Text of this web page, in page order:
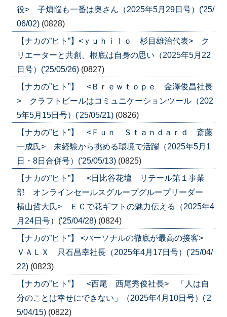
役> 子煩悩も一番は奥さん（2025年5月29日号）('25/
06/02) (0828)
【ナカの”ヒト”】<ｙｕｈｉｌｏ 杉目雄治代表> ク
リエーターと共創、根底は自身の思い（2025年5月22
日号）('25/05/26) (0827)
【ナカの”ヒト”】 <Ｂｒｅｗｔｏｐｅ 金澤俊昌社長
> クラフトビールはコミュニケーションツール（202
5年5月15日号）('25/05/21) (0826)
【ナカの”ヒト”】 <Ｆｕｎ Ｓｔａｎｄａｒｄ 斎藤
一成氏> 未経験から挑める環境で活躍（2025年5月1
日・8日合併号）('25/05/13) (0825)
【ナカの”ヒト”】 <日比谷花壇 リテール第１事業
部 オンラインセールスグループグループリーダー
横山哲大氏> ＥＣで花ギフトの魅力伝える（2025年4
月24日号）('25/04/28) (0824)
【ナカの”ヒト”】 <パーソナルの徹底が最高の接客>
ＶＡＬＸ 只石昌幸社長（2025年4月17日号）('25/04/
22) (0823)
【ナカの”ヒト”】 <西尾 西尾秀俊社長> 「人は自
分のことは幸せにできない」（2025年4月10日号）('2
5/04/15) (0822)